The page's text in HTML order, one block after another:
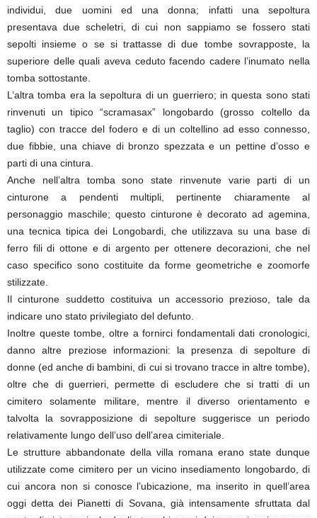
individui, due uomini ed una donna; infatti una sepoltura
presentava due scheletri, di cui non sappiamo se fossero stati
sepolti insieme o se si trattasse di due tombe sovrapposte, la
superiore delle quali aveva ceduto facendo cadere l’inumato nella
tomba sottostante.
L’altra tomba era la sepoltura di un guerriero; in questa sono stati
rinvenuti un tipico “scramasax” longobardo (grosso coltello da
taglio) con tracce del fodero e di un coltellino ad esso connesso,
due fibbie, una chiave di bronzo spezzata e un pettine d’osso e
parti di una cintura.
Anche nell’altra tomba sono state rinvenute varie parti di un
cinturone a pendenti multipli, pertinente chiaramente al
personaggio maschile; questo cinturone è decorato ad agemina,
una tecnica tipica dei Longobardi, che utilizzava su una base di
ferro fili di ottone e di argento per ottenere decorazioni, che nel
caso specifico sono costituite da forme geometriche e zoomorfe
stilizzate.
Il cinturone suddetto costituiva un accessorio prezioso, tale da
indicare uno stato privilegiato del defunto.
Inoltre queste tombe, oltre a fornirci fondamentali dati cronologici,
danno altre preziose informazioni: la presenza di sepolture di
donne (ed anche di bambini, di cui si trovano tracce in altre tombe),
oltre che di guerrieri, permette di escludere che si tratti di un
cimitero solamente militare, mentre il diverso orientamento e
talvolta la sovrapposizione di sepolture suggerisce un periodo
relativamente lungo dell’uso dell’area cimiteriale.
Le strutture abbandonate della villa romana erano state dunque
utilizzate come cimitero per un vicino insediamento longobardo, di
cui ancora non si conosce l’ubicazione, ma inserito in quell’area
oggi detta dei Pianetti di Sovana, già intensamente sfruttata dal